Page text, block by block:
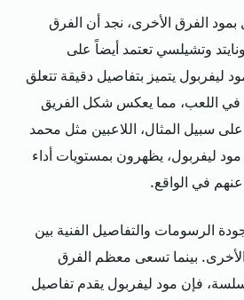
بمود الفرق الأخرى، نجد أن الفرق
وتشيلسي تعتمد أيضاً على
ليفربول يتميز بتفاصيل دقيقة تتعلق
في اللعب، مما يعكس شكل الفريق
سبيل المثال، اللاعبين مثل محمد
ليفربول، يظهرون بمستويات أداء
في الواقع.
الرسومات والتفاصيل الفنية بين
بينما تسعى معظم الفرق
فإن مود ليفربول يقدم تفاصيل